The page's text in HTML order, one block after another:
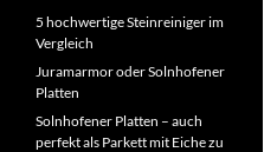
5 hochwertige Steinreiniger im
Vergleich
Juramarmor oder Solnhofener
Platten
Solnhofener Platten – auch
perfekt als Parkett mit Eiche zu